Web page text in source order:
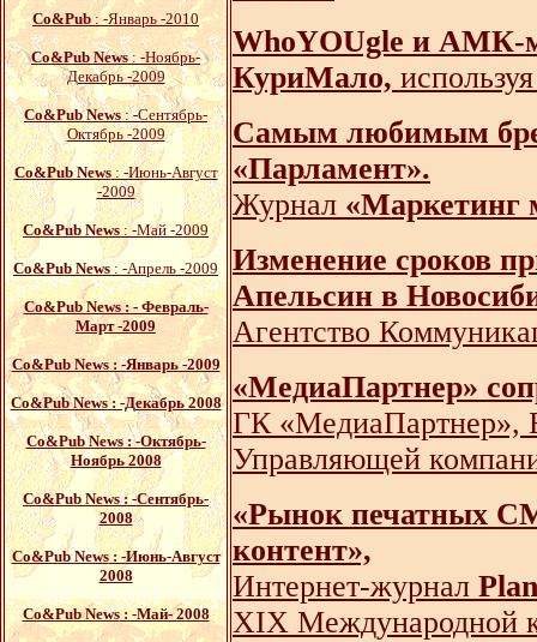
Со&Pub: -Январь -2010
Со&Pub News: -Ноябрь-
Декабрь -2009
Со&Pub News: -Сентябрь-
Октябрь -2009
Со&Pub News: -Июнь-Август
-2009
Со&Pub News: -Май -2009
Со&Pub News : -Апрель -2009
Со&Pub News : - Февраль-
Март -2009
Со&Pub News: -Январь -2009
Со&Pub News: -Декабрь 2008
Со&Pub News: -Октябрь-
Ноябрь 2008
Со&Pub News: -Сентябрь-
2008
Со&Pub News: -Июнь-Август
2008
Со&Pub News: -Май- 2008
WhoYOUgle и АМК-
КуриМало,
Самым любимым
«Парламент».
Журнал «Маркетинг
Изменение сроков
Апельсин в
Агентство
«МедиаПартнер»
ГК «МедиаПартнер»,
Управляющей
«Рынок печатных
контент»,
Интернет-журнал
XIX Международной